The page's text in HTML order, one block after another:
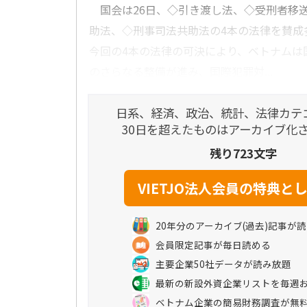
国会は26日、◇引き渡し法、◇受刑者移
助法、◇刑事司法共助法の4本の法律を賛
日系、経済、政治、統計、法律カ
30日を超えたものはアーカイブ化
残り723文字
20年分のアーカイブ(過去)記事が
会員限定記事が毎日読める
主要企業50社データが読み放題
最新の新設外資企業リストを毎週
ベトナム企業の簡易財務調査が無